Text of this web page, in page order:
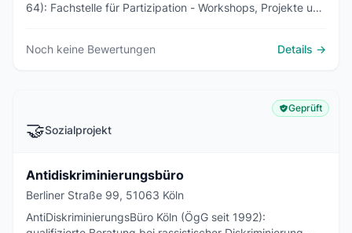
64): Fachstelle für Partizipation - Workshops, Projekte und
Noch keine Bewertungen
Details →
🤝Sozialprojekt
Geprüft
Antidiskriminierungsbüro
Berliner Straße 99, 51063 Köln
AntiDiskriminierungsBüro Köln (ÖgG seit 1992):